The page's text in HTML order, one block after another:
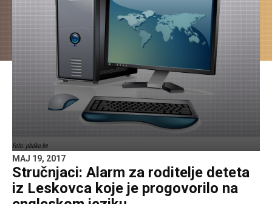
Foto: pbdko.be
MAJ 19, 2017
Stručnjaci: Alarm za roditelje deteta
iz Leskovca koje je progovorilo na